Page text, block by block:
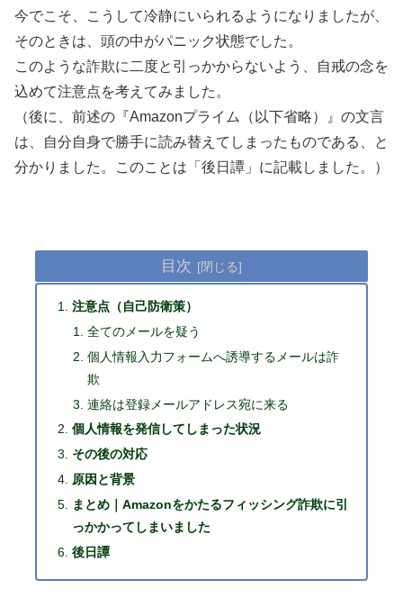
今でこそ、こうして冷静にいられるようになりましたが、
そのときは、頭の中がパニック状態でした。
このような詐欺に二度と引っかからないよう、自戒の念を
込めて注意点を考えてみました。
（後に、前述の『Amazonプライム（以下省略）』の文言
は、自分自身で勝手に読み替えてしまったものである、と
分かりました。このことは「後日譚」に記載しました。）
目次
注意点（自己防衛策）
全てのメールを疑う
個人情報入力フォームへ誘導するメールは詐
欺
連絡は登録メールアドレス宛に来る
個人情報を発信してしまった状況
その後の対応
原因と背景
まとめ｜Amazonをかたるフィッシング詐欺に引
っかかってしまいました
後日譚